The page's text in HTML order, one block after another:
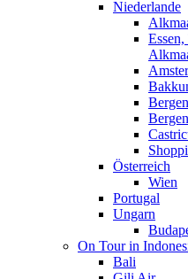
Niederlande
Bergen
Österreich
Wien
Portugal
Ungarn
On Tour in
Bali